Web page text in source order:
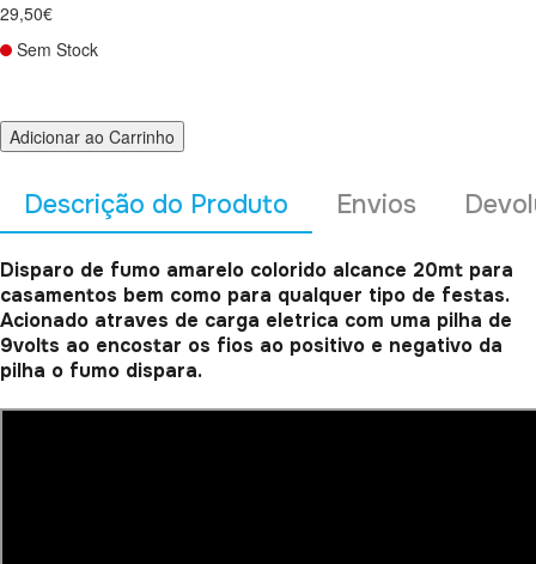
29,50€
Sem Stock
Adicionar ao Carrinho
Descrição do Produto Envios
Disparo de fumo amarelo colorido alcance 20mt para
casamentos bem como para qualquer tipo de festas.
Acionado atraves de carga eletrica com uma pilha de
9volts ao encostar os fios ao positivo e negativo da
pilha o fumo dispara.